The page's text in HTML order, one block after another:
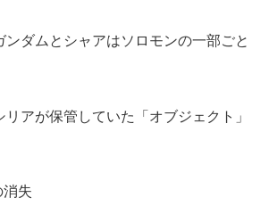
ンダムとシャアはソロモンの一部ごと
アが保管していた「オブジェクト」
消失